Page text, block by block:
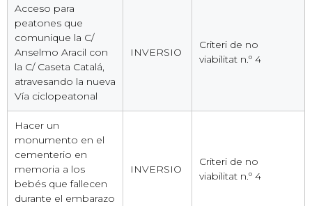
Acceso para
peatones que
comunique la C/
Anselmo Aracil con
la C/ Caseta Catalá,
atravesando la nueva
Vía ciclopeatonal
INVERSIO
Criteri de no
viabilitat n.º 4
Hacer un
monumento en el
cementerio en
memoria a los
bebés que fallecen
durante el embarazo
INVERSIO
Criteri de no
viabilitat n.º 4